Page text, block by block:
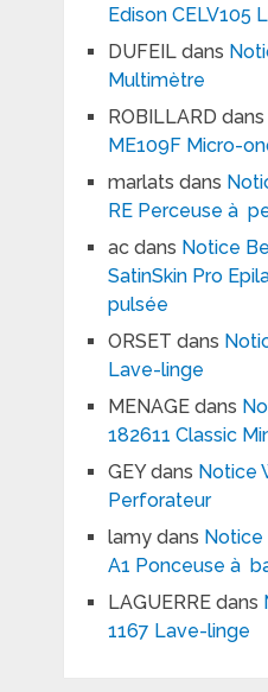
Edison CELV105
DUFEILdans
Multimètre
ROBILLARD dans
ME109F Micro-
marlats dans
RE Perceuse à
acdans Notice
SatinSkin Pro
pulsée
ORSET dans
Lave-linge
MENAGEdans
182611 Classic
GEYdans Notice
Perforateur
lamydans Notice
A1 Ponceuse à
LAGUERREdans
1167 Lave-linge